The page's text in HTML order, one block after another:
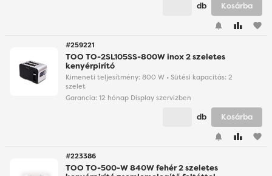
favorite
db Kosárba
#259221
TOO TO-2SL105SS-800W inox 2 szeletes
kenyérpirító
Kimeneti teljesítmény: 800 W • Sütési kapacitás: 2
szelet
Garancia: 12 hónap Display szervizben
favorite
db Kosárba
#223386
TOO TO-500-W 840W fehér 2 szeletes